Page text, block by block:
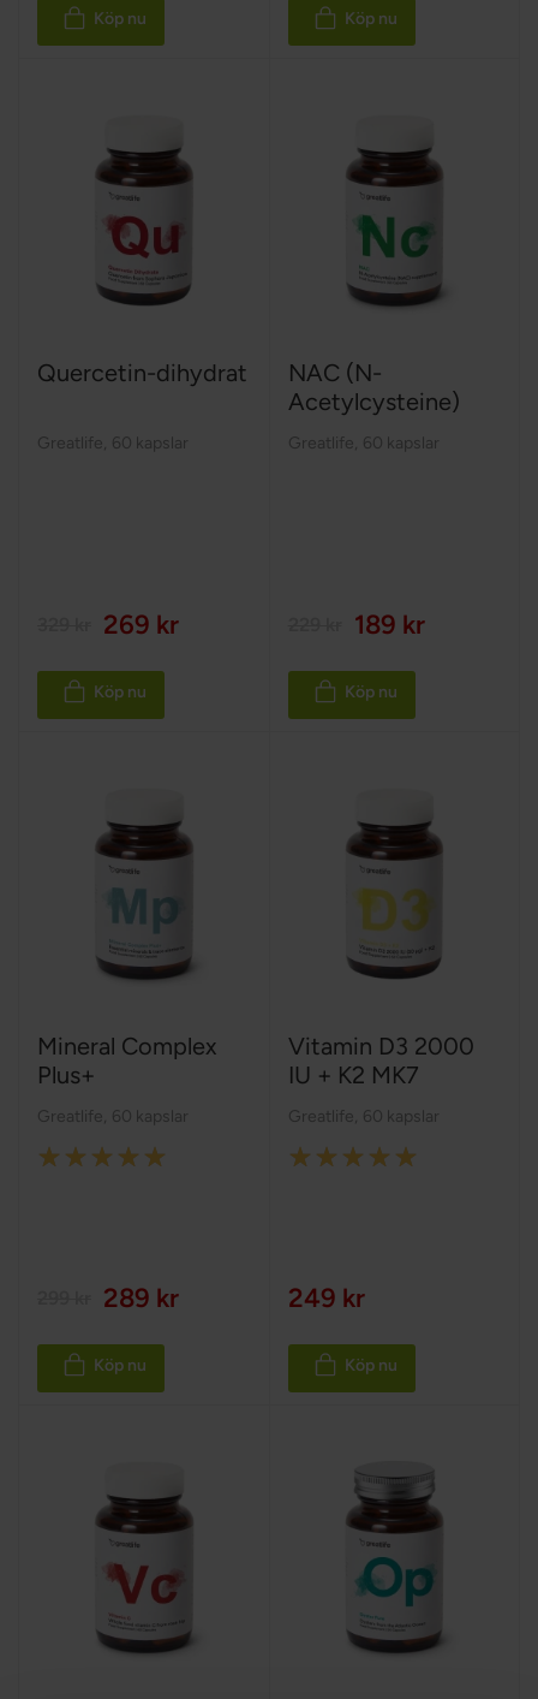
Köp nu Köp nu
Quercetin-dihydrat
Greatlife 60 kapslar
269 kr
Köp nu
NAC (N-
Acetylcysteine)
Greatlife 60 kapslar
189 kr
Köp nu
Mineral Complex
Plus+
Greatlife 60 kapslar
Rating:
289 kr
Köp nu
Vitamin D3 2000
IU + K2 MK7
Greatlife 60 kapslar
Rating:
249 kr
Köp nu